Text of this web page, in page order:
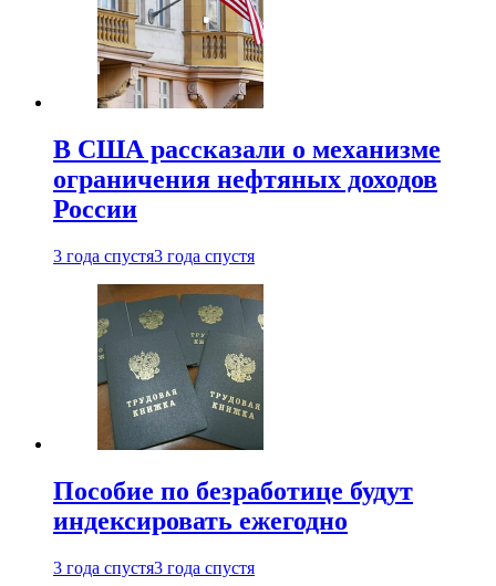
В США рассказали о механизме
ограничения нефтяных доходов
России
3 года спустя3 года спустя
Пособие по безработице будут
индексировать ежегодно
3 года спустя3 года спустя